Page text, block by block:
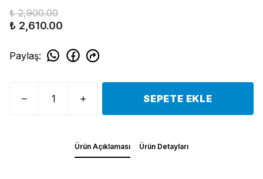
₺ 2,900.00
₺ 2,610.00
Paylaş:
SEPETE EKLE
Ürün Açıklaması Ürün Detayları